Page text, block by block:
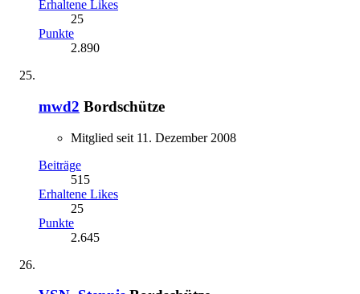
Erhaltene Likes
25
Punkte
2.890
mwd2 Bordschütze
Mitglied seit 11. Dezember 2008
Beiträge
515
Erhaltene Likes
25
Punkte
2.645